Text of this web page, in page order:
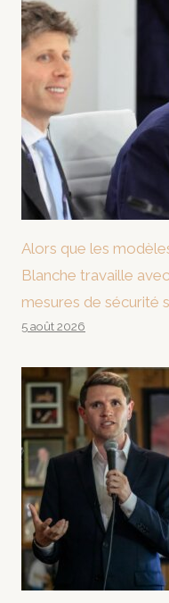
Alors que les
Blanche travaille
mesures de sécurité
5 août 2026